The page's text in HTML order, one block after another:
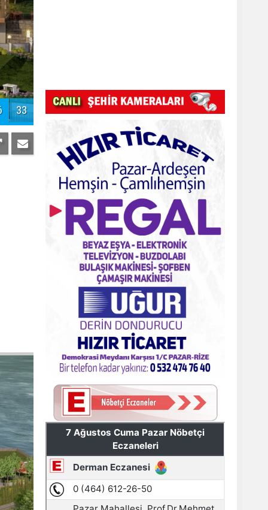
33
33
Pazar Kızkulesi tesislerinde proje
başladı
Pazar'daki bayramlaşmada projeler
tartışıldı
AYDER'E BAKANLIK KORUMASI